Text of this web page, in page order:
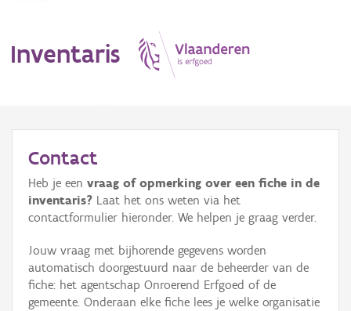
Inventaris
Erfgoedobject
Aanduidingsobject
Waarneming
Thema
Contact
Heb je een vraag of opmerking over een fiche in de
inventaris? Laat het ons weten via het
contactformulier hieronder. We helpen je graag verder.
Jouw vraag met bijhorende gegevens worden
automatisch doorgestuurd naar de beheerder van de
fiche: het agentschap Onroerend Erfgoed of de
gemeente. Onderaan elke fiche lees je welke organisatie